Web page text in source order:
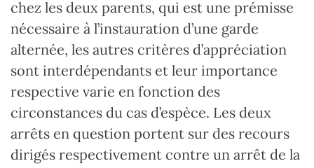
chez les deux parents, qui est une prémisse
nécessaire à l’instauration d’une garde
alternée, les autres critères d’appréciation
sont interdépendants et leur importance
respective varie en fonction des
circonstances du cas d’espèce. Les deux
arrêts en question portent sur des recours
dirigés respectivement contre un arrêt de la